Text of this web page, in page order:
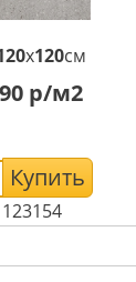
x120см
р/м2
Купить